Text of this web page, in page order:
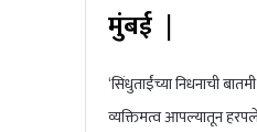
मुंबई |
‘सिंधुताईंच्या निधनाची
व्यक्तिमत्व आपल्यातून हरपले